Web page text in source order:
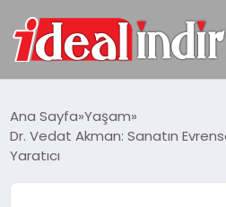
BILGISAYAR
Ana Sayfa Yaşam
Dr. Vedat Akman: Sanatın
Yaratıcı